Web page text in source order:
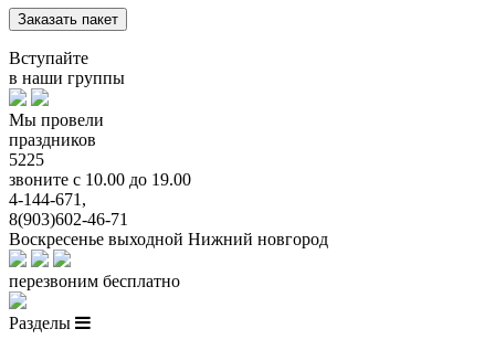
Вступайте
в наши группы
Мы провели
праздников
5225
звоните с 10.00 до 19.00
4-144-671,
8(903)602-46-71
Воскресенье выходной Нижний новгород
перезвоним бесплатно
Разделы